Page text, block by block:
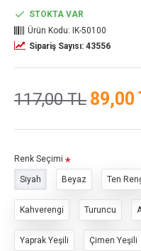
89,00
117,00 TL
STOKTA VAR
Ürün Kodu:
IK-50100
Sipariş Sayısı: 43556
Renk Seçimi
Siyah Beyaz Ten
Kahverengi Turuncu
Yaprak Yeşili Çimen Yeşili